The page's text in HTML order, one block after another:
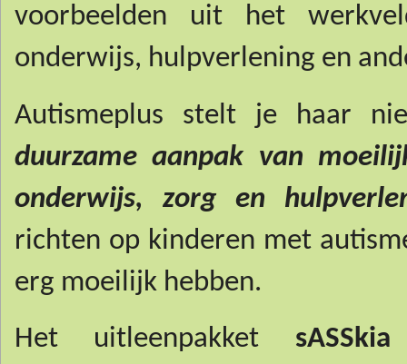
voorbeelden uit het
onderwijs, hulpverlening en
Autismeplus stelt je haar
duurzame aanpak van
onderwijs, zorg en
richten op kinderen met
erg moeilijk hebben.
Het uitleenpakket